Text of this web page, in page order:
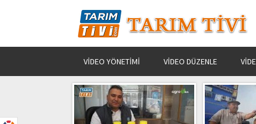
VIDEO YÖNETIMI VIDEO DÜZENLE